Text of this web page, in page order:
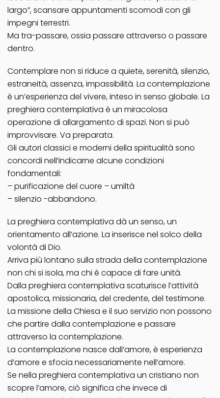
largo”, scansare appuntamenti scomodi con gli
impegni terrestri.
Ma tra-passare, ossia passare attraverso o passare
dentro.
Contemplare non si riduce a quiete, serenità, silenzio,
estraneità, assenza, impassibilità. La contemplazione
è un’esperienza del vivere, inteso in senso globale. La
preghiera contemplativa è un miracolosa
operazione di allargamento di spazi. Non si può
improvvisare. Va preparata.
Gli autori classici e moderni della spiritualità sono
concordi nell’indicarne alcune condizioni
fondamentali:
– purificazione del cuore – umiltà
– silenzio -abbandono.
La preghiera contemplativa dà un senso, un
orientamento all’azione. La inserisce nel solco della
volontà di Dio.
Arriva più lontano sulla strada della contemplazione
non chi si isola, ma chi è capace di fare unità.
Dalla preghiera contemplativa scaturisce l’attività
apostolica, missionaria, del credente, del testimone.
La missione della Chiesa e il suo servizio non possono
che partire dalla contemplazione e passare
attraverso la contemplazione.
La contemplazione nasce dall’amore, è esperienza
d’amore e sfocia necessariamente nell’amore.
Se nella preghiera contemplativa un cristiano non
scopre l’amore, ciò significa che invece di